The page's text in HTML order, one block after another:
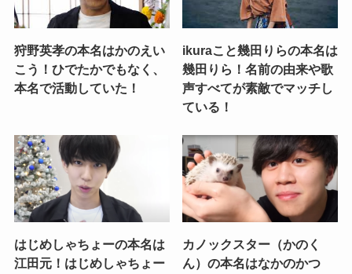
狩野英孝の本名はかのえい
こう！ひでたかでもなく、
本名で活動していた！
ikuraこと幾田りらの本名は
幾田りら！名前の由来や歌
声すべてが素敵でマッチし
ている！
はじめしゃちょーの本名は
江田元！はじめしゃちょー
カノックスター（かのく
ん）の本名はなかのかつ